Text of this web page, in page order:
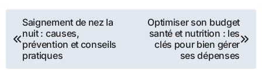
Navigation
de
l’article
Saignement de nez la
nuit : causes,
prévention et conseils
pratiques
Optimiser son budget
santé et nutrition : les
clés pour bien gérer
ses dépenses